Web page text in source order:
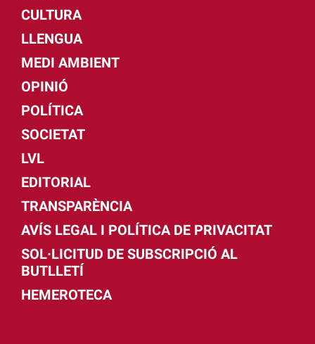
CULTURA
LLENGUA
MEDI AMBIENT
OPINIÓ
POLÍTICA
SOCIETAT
LVL
EDITORIAL
TRANSPARÈNCIA
AVÍS LEGAL I POLÍTICA DE PRIVACITAT
SOL·LICITUD DE SUBSCRIPCIÓ AL
BUTLLETÍ
HEMEROTECA